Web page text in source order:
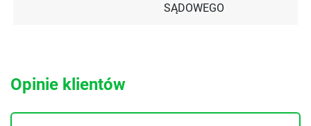
SĄDOWEGO
Opinie klientów